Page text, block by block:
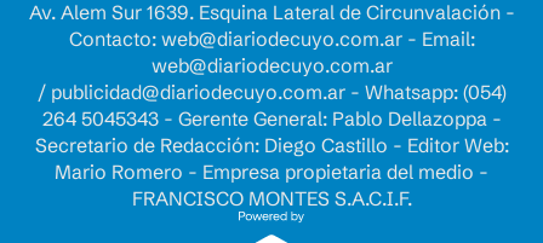
Av. Alem Sur 1639. Esquina Lateral de Circunvalación -
Contacto: web@diariodecuyo.com.ar- Email:
web@diariodecuyo.com.ar
/ publicidad@diariodecuyo.com.ar- Whatsapp: (054)
264 5045343 - Gerente General: Pablo Dellazoppa -
Secretario de Redacción: Diego Castillo - Editor Web:
Mario Romero - Empresa propietaria del medio -
FRANCISCO MONTES S.A.C.I.F.